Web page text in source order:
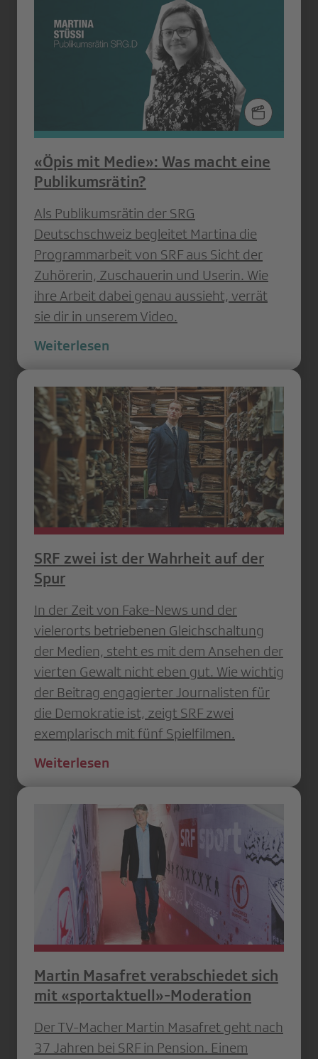
«Öpis mit Medie»: Was macht eine
Publikumsrätin?
Als Publikumsrätin der SRG
Deutschschweiz begleitet Martina die
Programmarbeit von SRF aus Sicht der
Zuhörerin, Zuschauerin und Userin. Wie
ihre Arbeit dabei genau aussieht, verrät
sie dir in unserem Video.
Weiterlesen
SRF zwei ist der Wahrheit auf der
Spur
In der Zeit von Fake-News und der
vielerorts betriebenen Gleichschaltung
der Medien, steht es mit dem Ansehen der
vierten Gewalt nicht eben gut. Wie wichtig
der Beitrag engagierter Journalisten für
die Demokratie ist, zeigt SRF zwei
exemplarisch mit fünf Spielfilmen.
Weiterlesen
Martin Masafret verabschiedet sich
mit «sportaktuell»-Moderation
Der TV-Macher Martin Masafret geht nach
37 Jahren bei SRF in Pension. Einem